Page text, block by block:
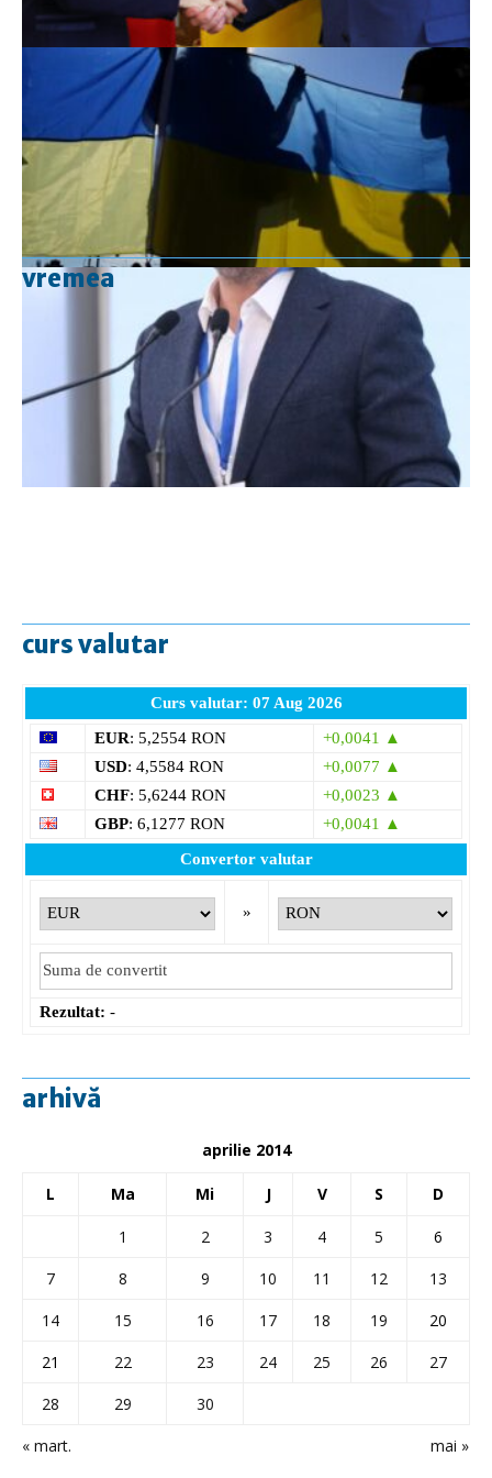
vremea
curs valutar
Curs valutar: 07 Aug 2026
EUR: 5,2554 RON
+0,0041 ▲
USD: 4,5584 RON
+0,0077 ▲
CHF: 5,6244 RON
+0,0023 ▲
GBP: 6,1277 RON
+0,0041 ▲
Convertor valutar
»
Rezultat: -
arhivă
aprilie 2014
L Ma Mi J V S D
« mart. mai »
1 2 3 4 5
6
7
8 9 10 11 12
13
14
15 16 17 18 19
20
21
22 23 24 25 26
27
28
29 30